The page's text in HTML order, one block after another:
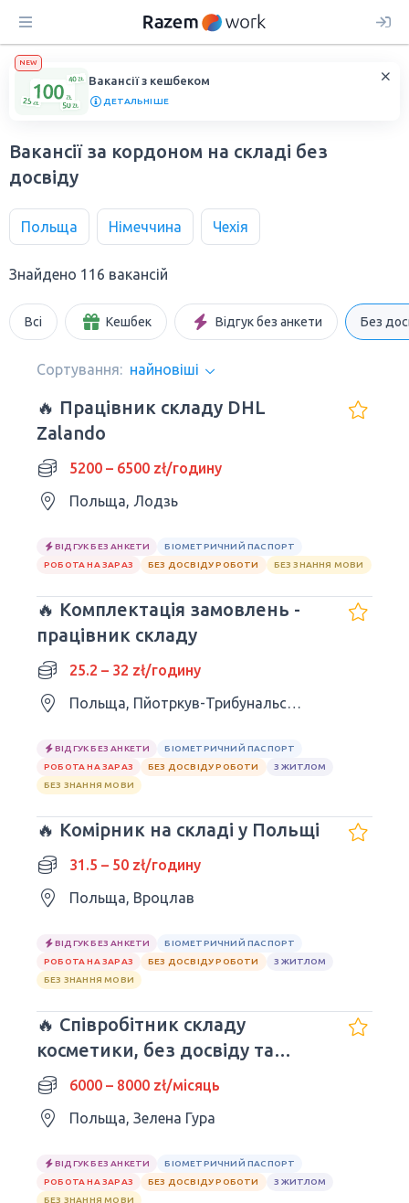
NEW
Вакансії з кешбеком
ДЕТАЛЬНІШЕ
Вакансії за кордоном на складі без
досвіду
Польща Німеччина Чехія
Знайдено 116 вакансій
Всі Кешбек Відгук без анкети Без
Сортування: найновіші
🔥 Працівник складу DHL
Zalando
5200 – 6500 zł/годину
Польща, Лодзь
ВІДГУК БЕЗ АНКЕТИ
БІОМЕТРИЧНИЙ ПАСПОРТ
РОБОТА НА ЗАРАЗ
БЕЗ ДОСВІДУ РОБОТИ БЕЗ ЗНАННЯ МОВИ
🔥 Комплектація замовлень -
працівник складу
25.2 – 32 zł/годину
Польща, Пйотркув-Трибунальський
ВІДГУК БЕЗ АНКЕТИ
БІОМЕТРИЧНИЙ ПАСПОРТ
РОБОТА НА ЗАРАЗ
БЕЗ ДОСВІДУ РОБОТИ
З ЖИТЛОМ
БЕЗ ЗНАННЯ МОВИ
🔥 Комірник на складі у Польщі
31.5 – 50 zł/годину
Польща, Вроцлав
ВІДГУК БЕЗ АНКЕТИ
БІОМЕТРИЧНИЙ ПАСПОРТ
РОБОТА НА ЗАРАЗ
БЕЗ ДОСВІДУ РОБОТИ
З ЖИТЛОМ
БЕЗ ЗНАННЯ МОВИ
🔥 Співробітник складу
косметики, без досвіду та
знання мови
6000 – 8000 zł/місяць
Польща, Зелена Гура
ВІДГУК БЕЗ АНКЕТИ
БІОМЕТРИЧНИЙ ПАСПОРТ
РОБОТА НА ЗАРАЗ
БЕЗ ДОСВІДУ РОБОТИ
З ЖИТЛОМ
БЕЗ ЗНАННЯ МОВИ